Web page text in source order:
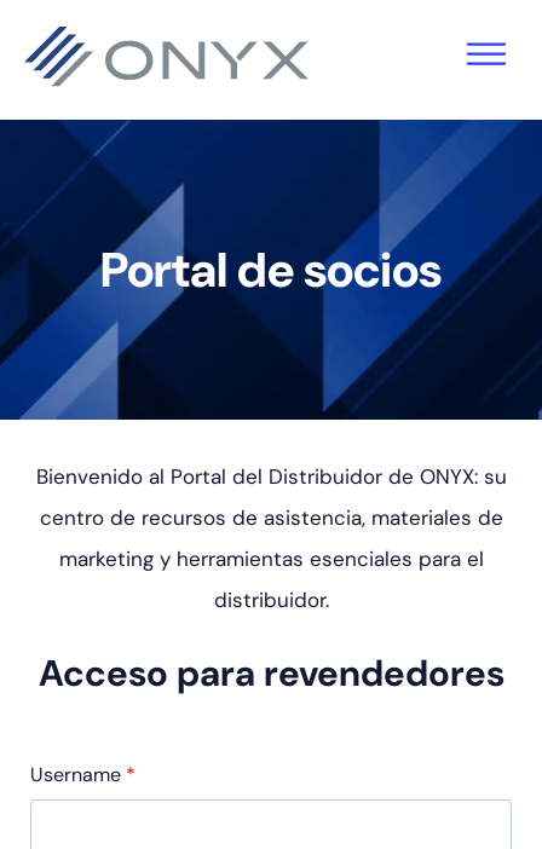
navegación
principal
principal
página
Portal de socios
Bienvenido al Portal del Distribuidor de ONYX: su
centro de recursos de asistencia, materiales de
marketing y herramientas esenciales para el
distribuidor.
Acceso para revendedores
Username *